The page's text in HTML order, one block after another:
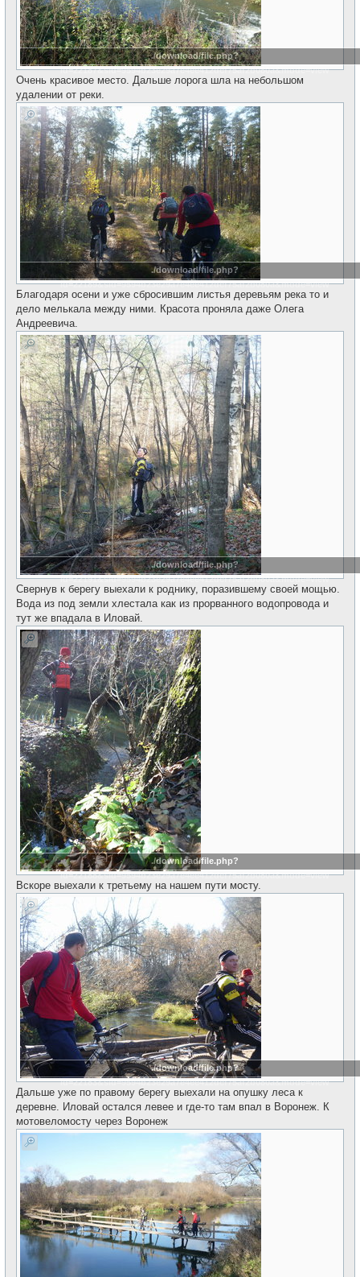
./download/file.php?
id=22187&sid=9594b23e29a7e4ee412dcf75af2b080a&mode=view
Очень красивое место. Дальше лорога шла на небольшом
удалении от реки.
./download/file.php?
id=22189&sid=9594b23e29a7e4ee412dcf75af2b080a&mode=view
Благодаря осени и уже сбросившим листья деревьям река то и
дело мелькала между ними. Красота проняла даже Олега
Андреевича.
./download/file.php?
id=22191&sid=9594b23e29a7e4ee412dcf75af2b080a&mode=view
Свернув к берегу выехали к роднику, поразившему своей мощью.
Вода из под земли хлестала как из прорванного водопровода и
тут же впадала в Иловай.
./download/file.php?
id=22188&sid=9594b23e29a7e4ee412dcf75af2b080a&mode=view
Вскоре выехали к третьему на нашем пути мосту.
./download/file.php?
id=22183&sid=9594b23e29a7e4ee412dcf75af2b080a&mode=view
Дальше уже по правому берегу выехали на опушку леса к
деревне. Иловай остался левее и где-то там впал в Воронеж. К
мотовеломосту через Воронеж